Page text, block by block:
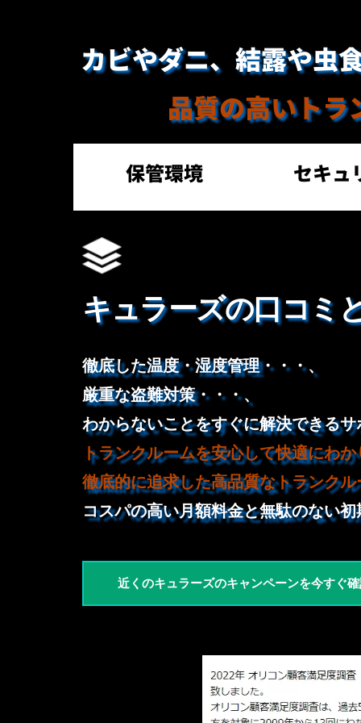
カビやダニ、結露や虫
品質の高いトラ
保管環境 セキュ
キュラーズの口コミ
徹底した温度・湿度管理・・・、
厳重な盗難対策・・・、
わからないことをすぐに解決できる
トランクルームを安心して快適にわ
徹底的に追求した高品質なトランク
コスパの高い月額料金と無駄のない
近くのキュラーズのキャンペーンを今すぐ